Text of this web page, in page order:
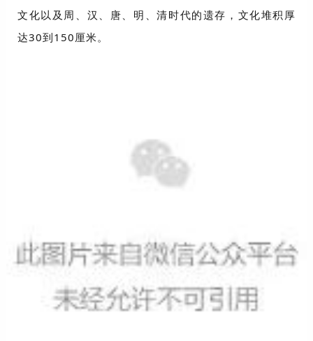
文化以及周、汉、唐、明、清时代的遗存，文化堆积厚
达30到150厘米。